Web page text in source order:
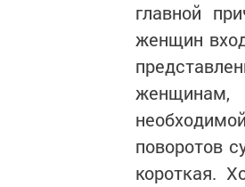
главной
женщин
женщинам,
поворотов
короткая.